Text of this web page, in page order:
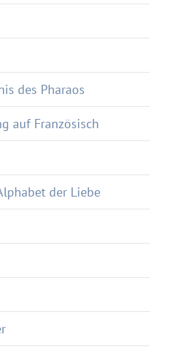
des Pharaos
auf Französisch
der Liebe